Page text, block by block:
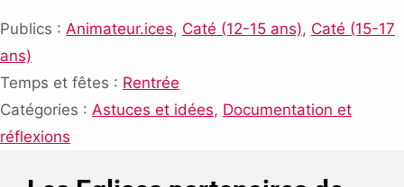
Publics : Animateur.ices, Caté (12-15 ans), Caté (15-17
ans)
Temps et fêtes : Rentrée
Catégories : Astuces et idées, Documentation et
réflexions